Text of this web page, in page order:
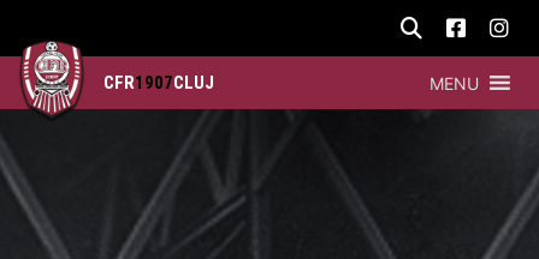
CFR1907CLUJ MENU